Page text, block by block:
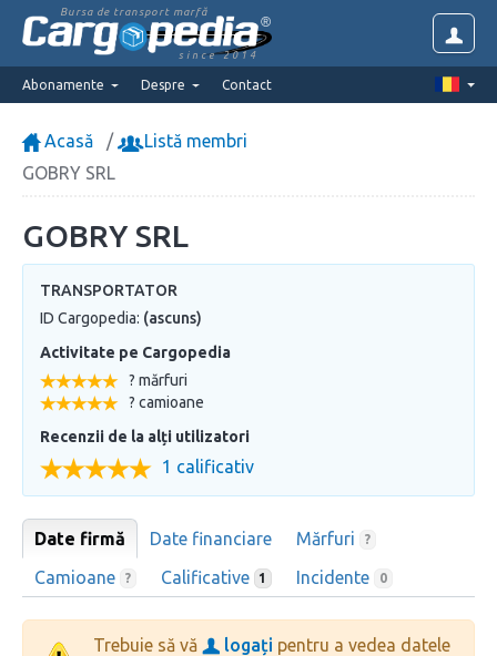
Bursa de transport marfă
since 2014
Abonamente Despre Contact
Acasă
Listă membri
GOBRY SRL
GOBRY SRL
TRANSPORTATOR
ID Cargopedia: (ascuns)
Activitate pe Cargopedia
? mărfuri
? camioane
Recenzii de la alți utilizatori
1 calificativ
Date firmă Date financiare Mărfuri ?
Camioane ? Calificative 1 Incidente 0
Trebuie să vă logați pentru a vedea datele